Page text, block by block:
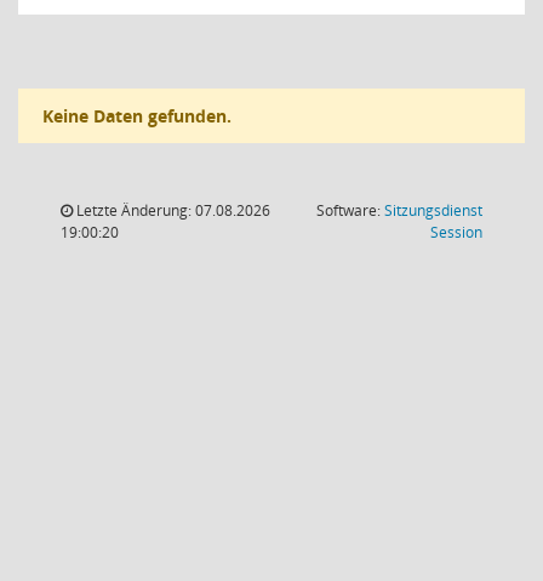
Keine Daten gefunden.
Letzte Änderung: 07.08.2026
19:00:20
Software:Sitzungsdienst
Session(Wird in